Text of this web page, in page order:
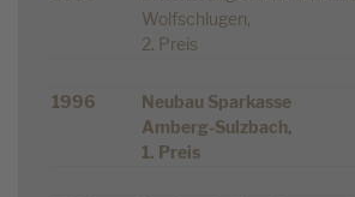
Wolfschlugen,
2. Preis
1996
Neubau Sparkasse
Amberg-Sulzbach,
1. Preis